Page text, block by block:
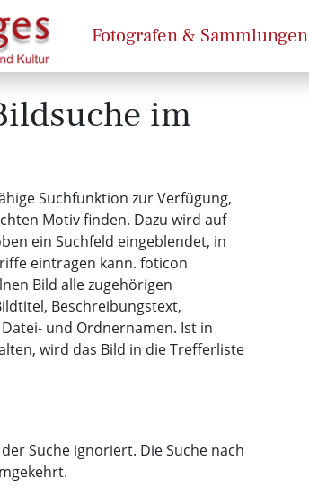
Fotografen & Sammlungen
im
Suchfunktion zur Verfügung,
Motiv finden. Dazu wird auf
ein Suchfeld eingeblendet, in
eintragen kann. foticon
Bild alle zugehörigen
Beschreibungstext,
und Ordnernamen. Ist in
wird das Bild in die Trefferliste
Suche ignoriert. Die Suche nach